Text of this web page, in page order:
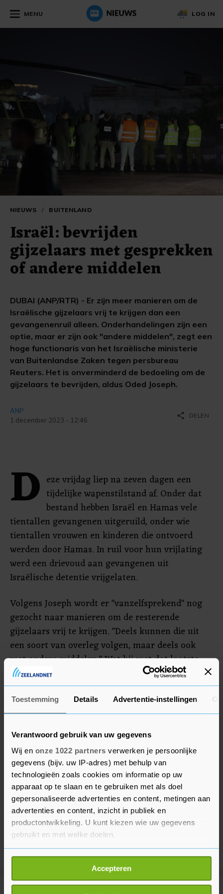
Toestemming Details Advertentie-instellingen
Verantwoord gebruik van uw gegevens
Wij en onze 1022 partners verwerken je persoonlijke
gegevens (bijv. uw IP-adres) met behulp van
technologieën zoals cookies om informatie op uw
apparaat op te slaan en te gebruiken met als doel
gepersonaliseerde advertenties en content, metingen aan
advertenties en content, inzicht in publiek en
productontwikkeling. U kunt kiezen wie uw gegevens
gebruikt en met welke doelen.
Als u het toestaat, willen we ook graag:
Informatie verzamelen over uw geografische
locatie, die tot een paar meter nauwkeurig kan zijn
Accepteren
MENU LOG IN
NIEUWS / BUITENLAND
Israël: bevrijden
gijzelaars met gesprekken
of andere middelen
DUBAI (ANP/RTR) - Er zijn meer manieren om de
Israëlische gijzelaars vrij te krijgen dan een
gevangenenruil alleen. Onderhandelingen zijn een
optie, maar er zijn ook "andere middelen", zegt een
hoge functionaris van het Israëlische ministerie
van Buitenlandse Zaken tegen persbureau
Reuters. Het is onverminderd de bedoeling om de
gijzelaars te bevrijden, aldus Oded Joseph.
ANP
1 december 2023 - 12:46
share DELEN
D eze vrijdag liep na zeven dagen een
tijdelijke wapenstilstand af. Onder dat
bestand hebben Israël en Hamas vele
tientallen gevangenen uitgeruild, onder wie
tientallen vrouwen en kinderen die ontvoerd
werden door Hamas. In ruil voor hun vrijlating
werd een drievoud aan gevangenen uit
Israëlische detentie vrijgelaten.
Volgens Joseph wordt er "vanzelfsprekend" nog
gezocht naar manieren om de resterende
gijzelaars vrij te krijgen. "Deels kunnen die uit
een soort van overleg volgen, maar deels ook
met andere middelen." Wat hij met dat laatste
bedoelt, liet Joseph in het midden.